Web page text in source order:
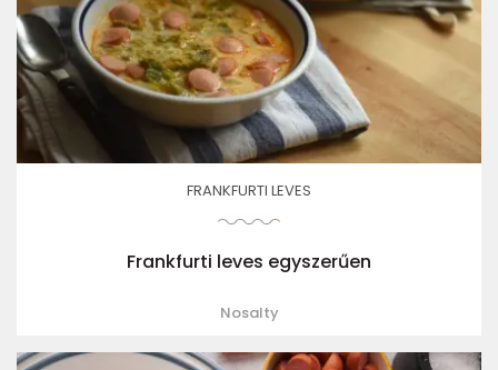
FRANKFURTI LEVES
Frankfurti leves egyszerűen
Nosalty